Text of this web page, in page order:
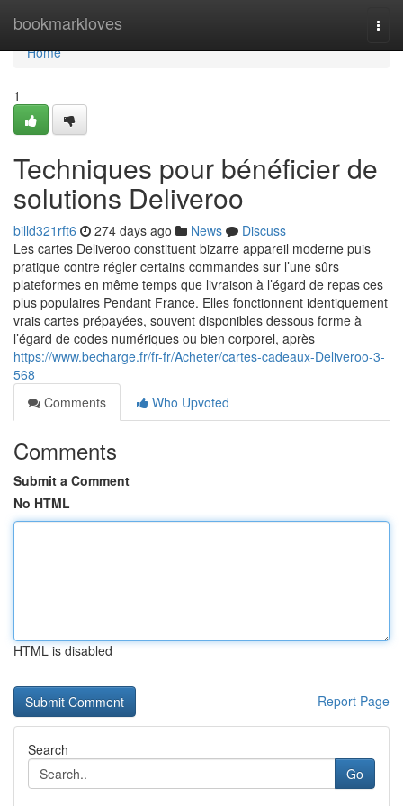
bookmarkloves
Home
Home
1
Techniques pour bénéficier de
solutions Deliveroo
billd321rft6 274 days ago News
Discuss
Les cartes Deliveroo constituent bizarre appareil moderne puis
pratique contre régler certains commandes sur l’une sûrs
plateformes en même temps que livraison à l’égard de repas ces
plus populaires Pendant France. Elles fonctionnent identiquement
vrais cartes prépayées, souvent disponibles dessous forme à
l’égard de codes numériques ou bien corporel, après
https://www.becharge.fr/fr-fr/Acheter/cartes-cadeaux-Deliveroo-3-
568
Comments
Who Upvoted
Comments
Submit a Comment
No HTML
HTML is disabled
Report Page
Search
Go